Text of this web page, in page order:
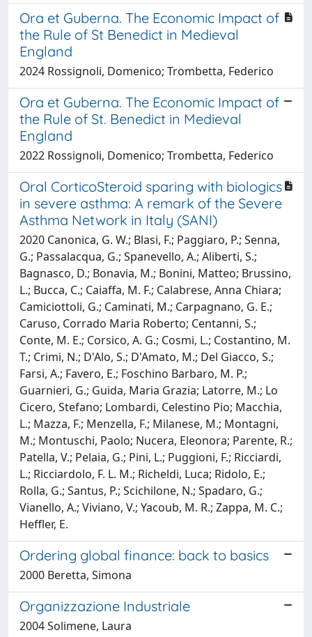
Ora et Guberna. The Economic Impact of
the Rule of St Benedict in Medieval
England
2024 Rossignoli, Domenico; Trombetta, Federico
Ora et Guberna. The Economic Impact of
the Rule of St. Benedict in Medieval
England
2022 Rossignoli, Domenico; Trombetta, Federico
Oral CorticoSteroid sparing with biologics
in severe asthma: A remark of the Severe
Asthma Network in Italy (SANI)
2020 Canonica, G. W.; Blasi, F.; Paggiaro, P.; Senna,
G.; Passalacqua, G.; Spanevello, A.; Aliberti, S.;
Bagnasco, D.; Bonavia, M.; Bonini, Matteo; Brussino,
L.; Bucca, C.; Caiaffa, M. F.; Calabrese, Anna Chiara;
Camiciottoli, G.; Caminati, M.; Carpagnano, G. E.;
Caruso, Corrado Maria Roberto; Centanni, S.;
Conte, M. E.; Corsico, A. G.; Cosmi, L.; Costantino, M.
T.; Crimi, N.; D'Alo, S.; D'Amato, M.; Del Giacco, S.;
Farsi, A.; Favero, E.; Foschino Barbaro, M. P.;
Guarnieri, G.; Guida, Maria Grazia; Latorre, M.; Lo
Cicero, Stefano; Lombardi, Celestino Pio; Macchia,
L.; Mazza, F.; Menzella, F.; Milanese, M.; Montagni,
M.; Montuschi, Paolo; Nucera, Eleonora; Parente, R.;
Patella, V.; Pelaia, G.; Pini, L.; Puggioni, F.; Ricciardi,
L.; Ricciardolo, F. L. M.; Richeldi, Luca; Ridolo, E.;
Rolla, G.; Santus, P.; Scichilone, N.; Spadaro, G.;
Vianello, A.; Viviano, V.; Yacoub, M. R.; Zappa, M. C.;
Heffler, E.
Ordering global finance: back to basics
2000 Beretta, Simona
Organizzazione Industriale
2004 Solimene, Laura